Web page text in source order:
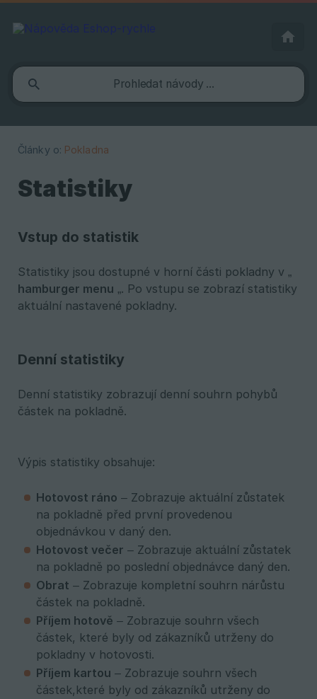
Články o: Pokladna
Statistiky
Vstup do statistik
Statistiky jsou dostupné v horní části pokladny v „
hamburger menu „. Po vstupu se zobrazí statistiky
aktuální nastavené pokladny.
Denní statistiky
Denní statistiky zobrazují denní souhrn pohybů
částek na pokladně.
Výpis statistiky obsahuje:
Hotovost ráno – Zobrazuje aktuální zůstatek
na pokladně před první provedenou
objednávkou v daný den.
Hotovost večer – Zobrazuje aktuální zůstatek
na pokladně po poslední objednávce daný den.
Obrat – Zobrazuje kompletní souhrn nárůstu
částek na pokladně.
Příjem hotově – Zobrazuje souhrn všech
částek, které byly od zákazníků utrženy do
pokladny v hotovosti.
Příjem kartou – Zobrazuje souhrn všech
částek,které byly od zákazníků utrženy do